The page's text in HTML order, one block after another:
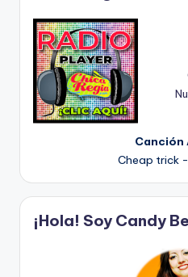
Canción
Cheap trick
¡Hola! Soy Candy